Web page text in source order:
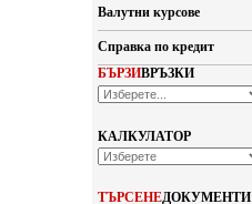
Валутни курсове
Справка по кредит
БЪРЗИВРЪЗКИ
КАЛКУЛАТОР
ТЪРСЕНЕДОКУМЕНТИ